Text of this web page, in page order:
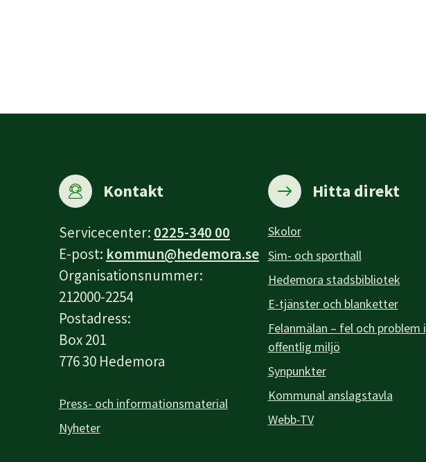
Kontakt
Servicecenter: 0225-340 00
E-post: kommun@hedemora.se
Organisationsnummer:
212000-2254
Postadress:
Box 201
776 30 Hedemora
Press- och informationsmaterial
Nyheter
Hitta direkt
Skolor
Sim- och sporthall
Hedemora stadsbibliotek
E-tjänster och blanketter
Felanmälan – fel och problem i
offentlig miljö
Synpunkter
Kommunal anslagstavla
Webb-TV